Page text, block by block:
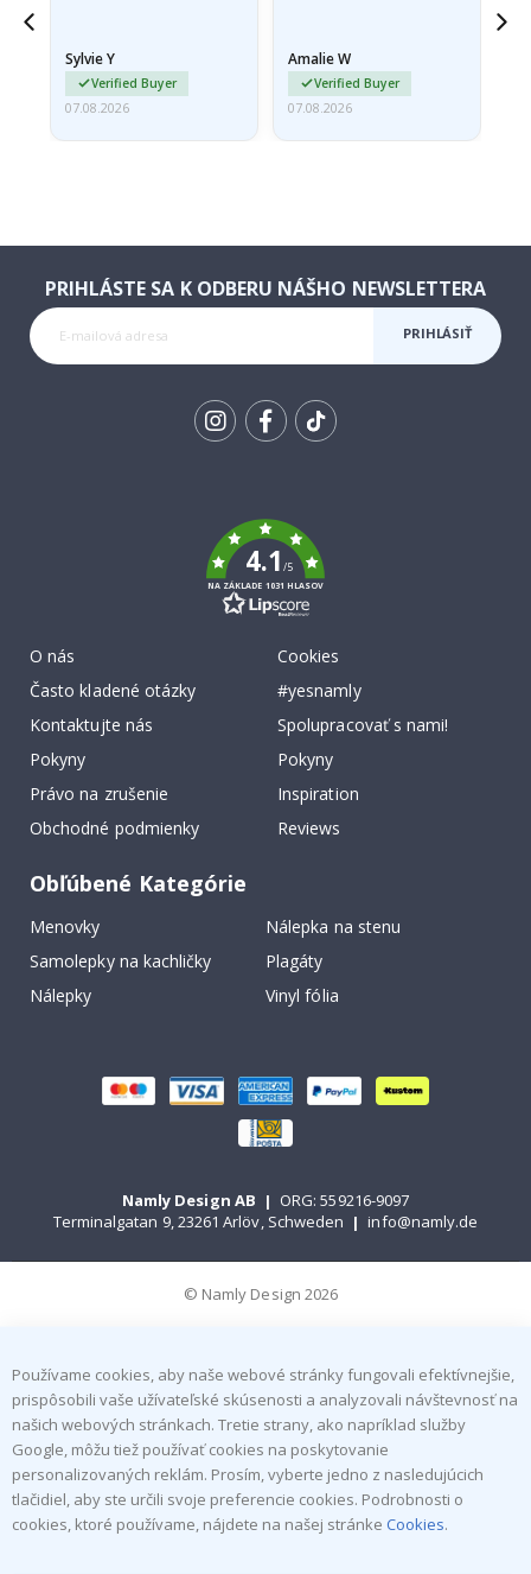
Sylvie Y
Verified Buyer
07.08.2026
Amalie W
Verified Buyer
07.08.2026
PRIHLÁSTE SA K ODBERU NÁŠHO NEWSLETTERA
PRIHLÁSIŤ
4.1/5
NA ZÁKLADE 1031 HLASOV
O nás
Často kladené otázky
Kontaktujte nás
Pokyny
Právo na zrušenie
Obchodné podmienky
Cookies
#yesnamly
Spolupracovať s nami!
Pokyny
Inspiration
Reviews
Obľúbené Kategórie
Menovky
Nálepka na stenu
Samolepky na kachličky
Plagáty
Nálepky
Vinyl fólia
Namly Design AB | ORG: 559216-9097
Terminalgatan 9, 23261 Arlöv, Schweden | info@namly.de
© Namly Design 2026
Používame cookies, aby naše webové stránky fungovali efektívnejšie,
prispôsobili vaše užívateľské skúsenosti a analyzovali návštevnosť na
našich webových stránkach. Tretie strany, ako napríklad služby
Google, môžu tiež používať cookies na poskytovanie
personalizovaných reklám. Prosím, vyberte jedno z nasledujúcich
tlačidiel, aby ste určili svoje preferencie cookies. Podrobnosti o
cookies, ktoré používame, nájdete na našej stránke Cookies.